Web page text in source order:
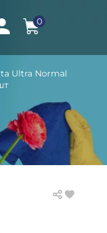
0
Ultra Normal